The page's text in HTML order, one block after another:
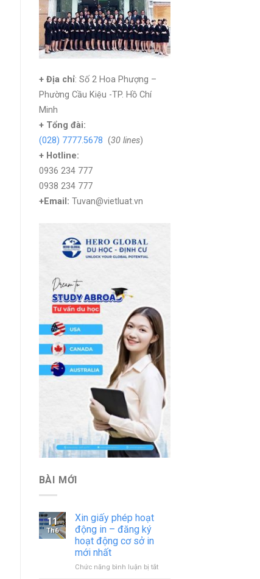
+ Địa chỉ: Số 2 Hoa Phượng –
Phường Cầu Kiệu -TP. Hồ Chí
Minh
+ Tổng đài:
(028) 7777.5678 (30 lines)
+ Hotline:
0936 234 777
0938 234 777
+Email: Tuvan@vietluat.vn
BÀI MỚI
11
Th6
Xin giấy phép hoạt
động in – đăng ký
hoạt động cơ sở in
mới nhất
Chức năng bình luận bị tắtở